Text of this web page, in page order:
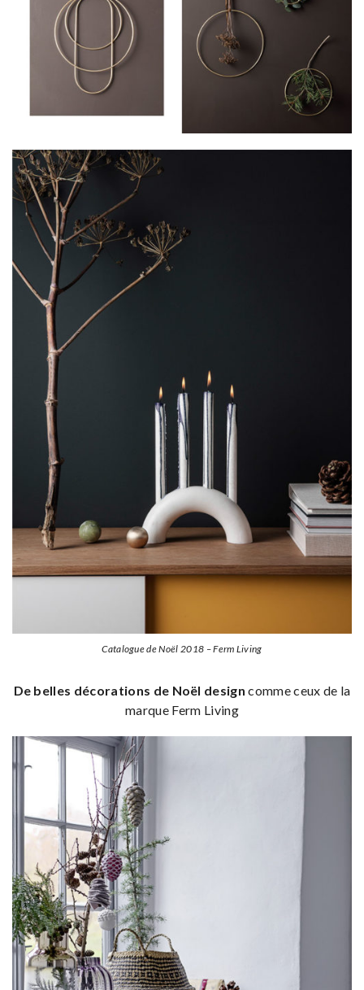
Catalogue de Noël 2018 – Ferm Living
De belles décorations de Noël design comme ceux de la
marque Ferm Living